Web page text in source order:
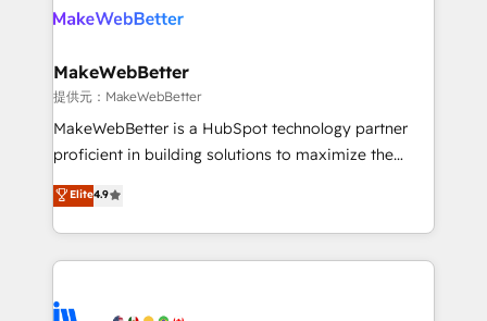
technical agency for a growth problem. Hire a
winning design to build scalable, globally
marketing campaigns, & RevOps frameworks that
fuel long-term success We connect the entire
customer lifecycle through seamless integrations,
ensure long-term adoption with change-
and service to drive sustainable growth With 6 key
HubSpot accreditations and experience across
teams has worked with clients just like you Let’s
MakeWebBetter
提供元：MakeWebBetter
MakeWebBetter is a HubSpot technology partner
proficient in building solutions to maximize the
operational efficiency of HubSpot. The fastest-
growing tech-enabler & facilitator, MakeWebBetter,
hands you the blend of HubSpot expertise &
eminent solutions & integrations. Trust us to
Elite Partners with 10+ years of HubSpot experience
Elite4.9